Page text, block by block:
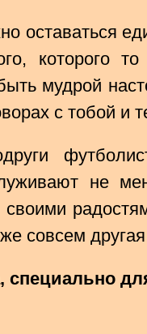
оставаться
которого
мудрой
с тобой и
не
совсем
специально